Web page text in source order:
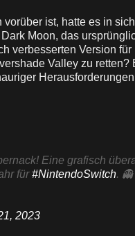
ist, hatte es in
Moon, das
verbesserten Version
Valley zu retten?
Eine grafisch
für#NintendoSwitch. 👻
2023